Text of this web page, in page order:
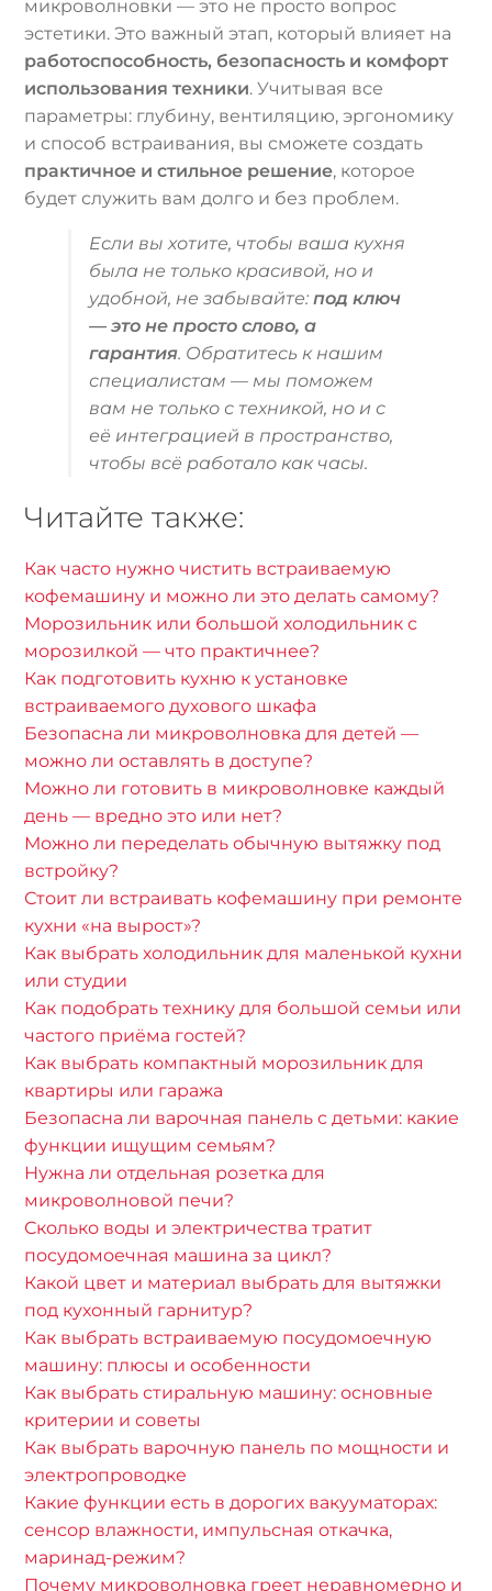
микроволновки — это не просто вопрос
эстетики. Это важный этап, который влияет на
работоспособность, безопасность и комфорт
использования техники. Учитывая все
параметры: глубину, вентиляцию, эргономику
и способ встраивания, вы сможете создать
практичное и стильное решение, которое
будет служить вам долго и без проблем.
Если вы хотите, чтобы ваша кухня
была не только красивой, но и
удобной, не забывайте:под ключ
— это не просто слово, а
гарантия. Обратитесь к нашим
специалистам — мы поможем
вам не только с техникой, но и с
её интеграцией в пространство,
чтобы всё работало как часы.
Читайте также:
Как часто нужно чистить встраиваемую
кофемашину и можно ли это делать самому?
Морозильник или большой холодильник с
морозилкой — что практичнее?
Как подготовить кухню к установке
встраиваемого духового шкафа
Безопасна ли микроволновка для детей —
можно ли оставлять в доступе?
Можно ли готовить в микроволновке каждый
день — вредно это или нет?
Можно ли переделать обычную вытяжку под
встройку?
Стоит ли встраивать кофемашину при ремонте
кухни «на вырост»?
Как выбрать холодильник для маленькой кухни
или студии
Как подобрать технику для большой семьи или
частого приёма гостей?
Как выбрать компактный морозильник для
квартиры или гаража
Безопасна ли варочная панель с детьми: какие
функции ищущим семьям?
Нужна ли отдельная розетка для
микроволновой печи?
Сколько воды и электричества тратит
посудомоечная машина за цикл?
Какой цвет и материал выбрать для вытяжки
под кухонный гарнитур?
Как выбрать встраиваемую посудомоечную
машину: плюсы и особенности
Как выбрать стиральную машину: основные
критерии и советы
Как выбрать варочную панель по мощности и
электропроводке
Какие функции есть в дорогих вакууматорах:
сенсор влажности, импульсная откачка,
маринад-режим?
Почему микроволновка греет неравномерно и